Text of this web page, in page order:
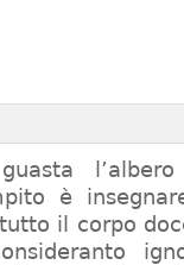
è
il corpo